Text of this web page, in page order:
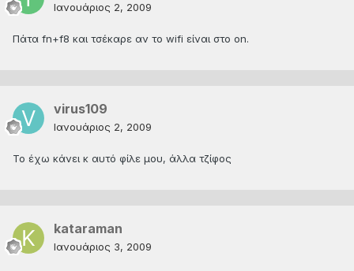
Ιανουάριος 2, 2009
Πάτα fn+f8 και τσέκαρε αν το wifi είναι στο on.
virus109
Ιανουάριος 2, 2009
Το έχω κάνει κ αυτό φίλε μου, άλλα τζίφος
kataraman
Ιανουάριος 3, 2009